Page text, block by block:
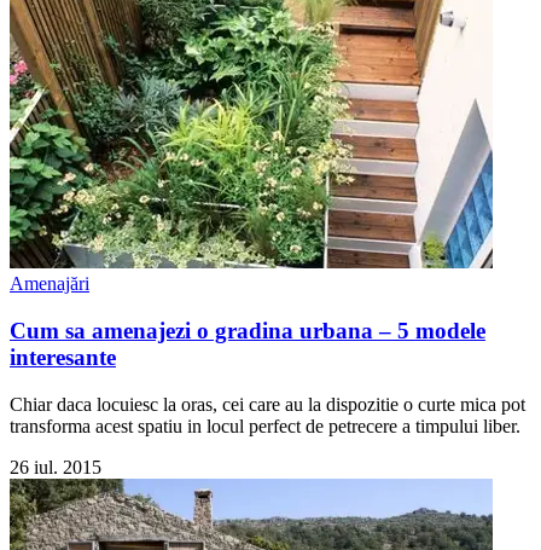
Amenajări
Cum sa amenajezi o gradina urbana – 5 modele
interesante
Chiar daca locuiesc la oras, cei care au la dispozitie o curte mica pot
transforma acest spatiu in locul perfect de petrecere a timpului liber.
26 iul. 2015